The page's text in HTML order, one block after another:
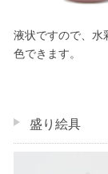
液状ですので、水
色できます。
盛り絵具